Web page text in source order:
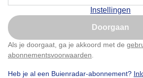
Instellingen
Doorgaan
Als je doorgaat, ga je akkoord met de
abonnementsvoorwaarden
Heb je al een Buienradar-abonnement?
Door: Heidi Roest Gemaakt: 14-06-2026,
Nu niet, misschien
Klik hierom dit aan te